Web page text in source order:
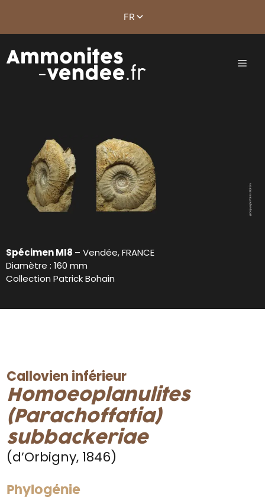
Spécimen MI8 – Vendée, FRANCE
Diamètre : 160 mm
Collection Patrick Bohain
Callovien inférieur
Homoeoplanulites
(Parachoffatia)
subbackeriae
(d’Orbigny, 1846)
Phylogénie